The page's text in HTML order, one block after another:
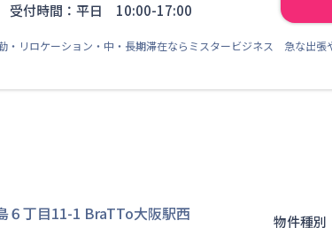
受付時間：平日 10:00-17:00
・リロケーション・中・長期滞在ならミスタービジネス 急な出張
６丁目11-1 BraTTo大阪駅西 物件種別